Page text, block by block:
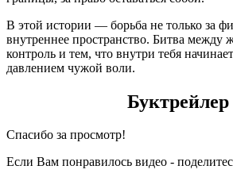
В этой истории — борьба не только за
внутреннее пространство. Битва между
контроль и тем, что внутри тебя
давлением чужой воли.
Буктрейлер
Спасибо за просмотр!
Если Вам понравилось видео -